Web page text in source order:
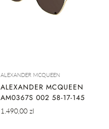
ALEXANDER MCQUEEN
ALEXANDER MCQUEEN
AM0367S 002 58-17-145
Cena
1.490,00 zl